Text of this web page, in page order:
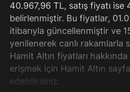
40.967,96 TL, satış fiyatı ise
belirlenmiştir. Bu fiyatlar,
itibarıyla güncellenmiştir ve
yenilenerek canlı rakamlarla
Hamit Altın fiyatları
erişmek için Hamit Altın
edebilirsiniz.